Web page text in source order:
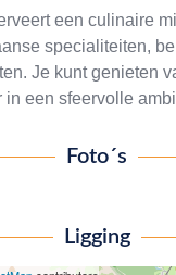
een culinaire
specialiteiten,
Je kunt genieten
een sfeervolle
Foto´s
Ligging